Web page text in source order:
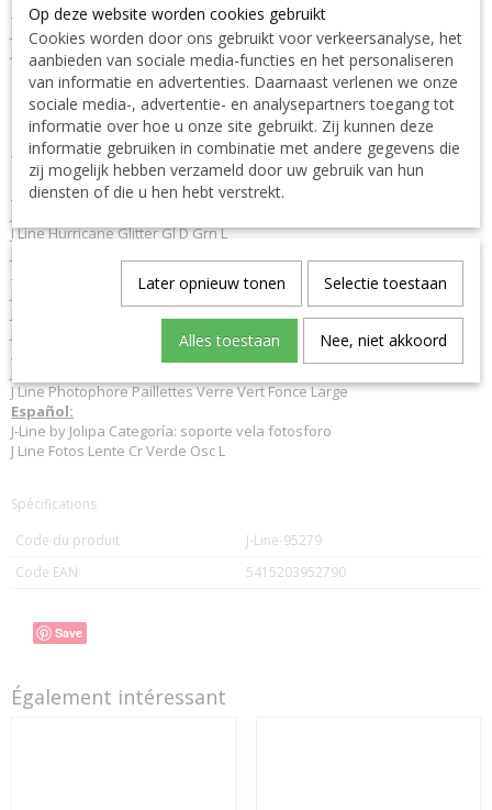
Français :
J-Line by Jolipa Phph Paill Verre Vert Fon L
J-Line lanternes photophores
Nous livrons aussi à l'étranger. N'hésitez pas à nous contacter
||We ship also abroad. Feel free to contact us|| Wir liefern
auch im Ausland. Bitte kontaktieren Sie uns. TEL: 0032 9 378 24
30 orContact Bcosy 1 CLICK HERE !
English:
J Line Hurricane Glitter Gl D Grn L
J-Line by Jolipa Kategorie: kerzenhalter windlicht
J Line Windlicht Paillette Gl D Grü L
J Line Photophore Paillettes Verre Vert Fonce Large
Español:
J-Line by Jolipa Categoría: soporte vela fotosforo
J Line Fotos Lente Cr Verde Osc L
Spécifications
Code du produit
J-Line-95279
Code EAN
5415203952790
Save
Également intéressant
Op deze website worden cookies gebruikt
Cookies worden door ons gebruikt voor verkeersanalyse, het
aanbieden van sociale media-functies en het personaliseren
van informatie en advertenties. Daarnaast verlenen we onze
sociale media-, advertentie- en analysepartners toegang tot
informatie over hoe u onze site gebruikt. Zij kunnen deze
informatie gebruiken in combinatie met andere gegevens die
zij mogelijk hebben verzameld door uw gebruik van hun
diensten of die u hen hebt verstrekt.
Later opnieuw tonen Selectie toestaan
Alles toestaan Nee, niet akkoord